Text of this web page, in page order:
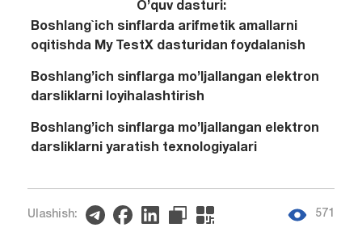
O’quv dasturi:
Boshlang`ich sinflarda arifmetik amallarni
oqitishda My TestX dasturidan foydalanish
Boshlang’ich sinflarga mo’ljallangan elektron
darsliklarni loyihalashtirish
Boshlang’ich sinflarga mo’ljallangan elektron
darsliklarni yaratish texnologiyalari
Ulashish: 571